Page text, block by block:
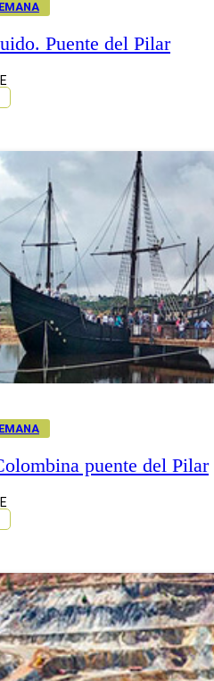
Puente del Pilar
puente del Pilar